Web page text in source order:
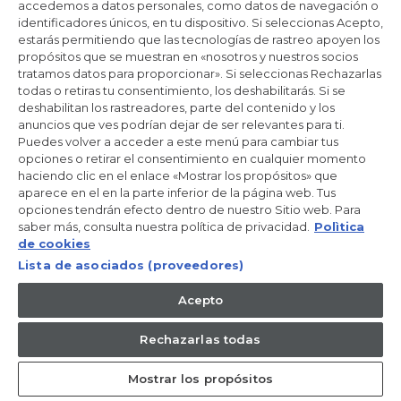
Dónde comprar
accedemos a datos personales, como datos de navegación o
identificadores únicos, en tu dispositivo. Si seleccionas Acepto,
estarás permitiendo que las tecnologías de rastreo apoyen los
propósitos que se muestran en «nosotros y nuestros socios
tratamos datos para proporcionar». Si seleccionas Rechazarlas
todas o retiras tu consentimiento, los deshabilitarás. Si se
deshabilitan los rastreadores, parte del contenido y los
anuncios que ves podrían dejar de ser relevantes para ti.
Puedes volver a acceder a este menú para cambiar tus
opciones o retirar el consentimiento en cualquier momento
haciendo clic en el enlace «Mostrar los propósitos» que
aparece en el en la parte inferior de la página web. Tus
opciones tendrán efecto dentro de nuestro Sitio web. Para
saber más, consulta nuestra política de privacidad.
Polìtica
de cookies
Lista de asociados (proveedores)
Acepto
Rechazarlas todas
Mostrar los propósitos